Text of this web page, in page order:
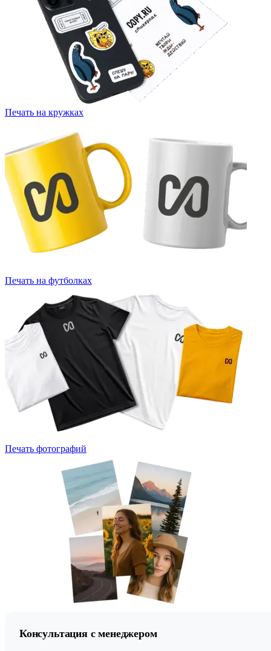
Печать на кружках
Печать на футболках
Печать фотографий
Консультация с менеджером